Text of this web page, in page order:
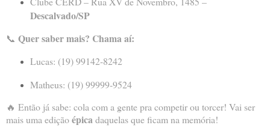
Descalvado/SP
📞 Quer saber mais? Chama aí:
Lucas: (19) 99142-8242
Matheus: (19) 99999-9524
🔥 Então já sabe: cola com a gente pra competir ou torcer! Vai ser
mais uma ediçãoépicadaquelas que ficam na memória!